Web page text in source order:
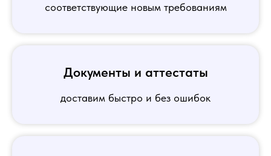
соответствующие новым требованиям
Документы и аттестаты
доставим быстро и без ошибок